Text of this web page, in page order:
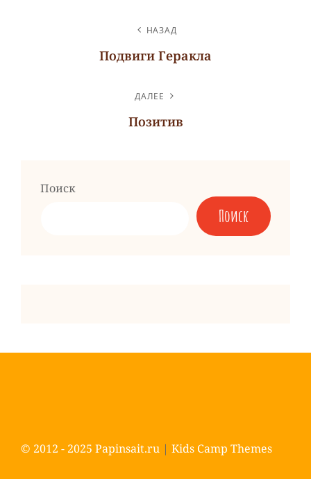
НАЗАД
Подвиги Геракла
ДАЛЕЕ
Позитив
Поиск
Поиск
© 2012 - 2025 Papinsait.ru | Kids Camp Themes